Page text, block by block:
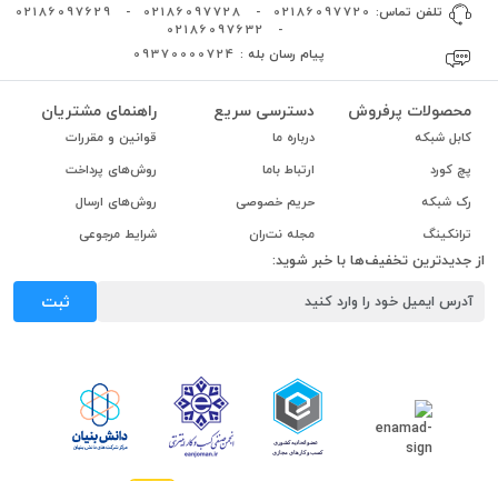
تلفن تماس: 02186097720
-
02186097728
-
02186097629
-
02186097632
پیام رسان بله : 09370000724
محصولات پرفروش
کابل شبکه
پچ کورد
رک شبکه
ترانکینگ
دسترسی سریع
درباره ما
ارتباط باما
حریم خصوصی
مجله نت‌ران
راهنمای مشتریان
قوانین و مقررات
روش‌های پرداخت
روش‌های ارسال
شرایط مرجوعی
از جدیدترین تخفیف‌ها با خبر شوید:
ثبت